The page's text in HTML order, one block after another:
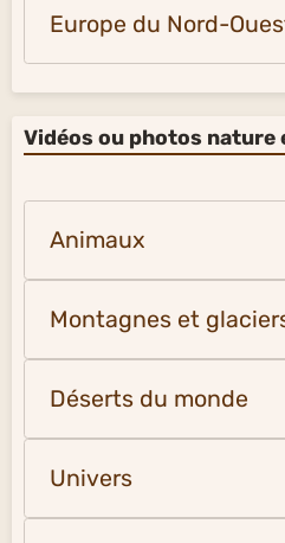
Europe du Nord-
Vidéos ou photos nature
Animaux
Montagnes et
Déserts du monde
Univers